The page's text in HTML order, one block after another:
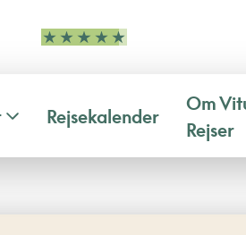
Rejsekalender
Om
Rejser